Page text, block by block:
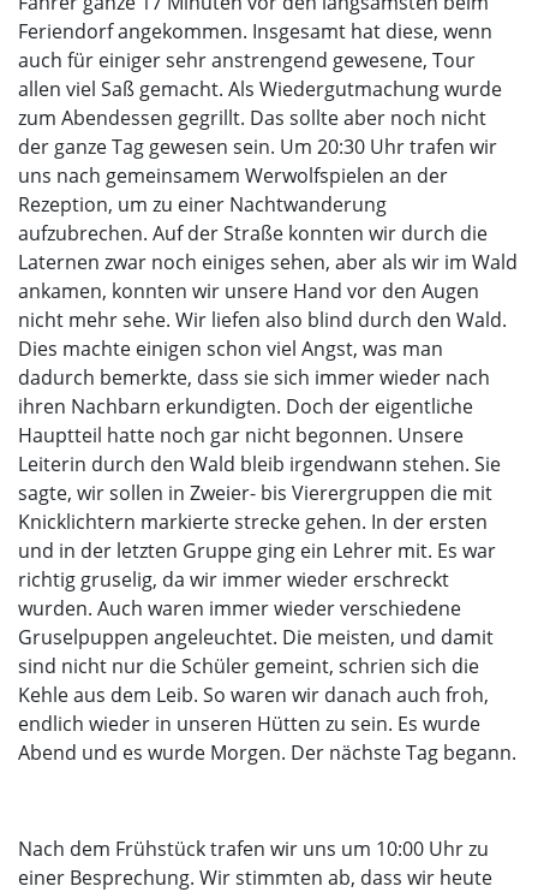
Feriendorf angekommen. Insgesamt hat diese, wenn
auch für einiger sehr anstrengend gewesene, Tour
allen viel Saß gemacht. Als Wiedergutmachung wurde
zum Abendessen gegrillt. Das sollte aber noch nicht
der ganze Tag gewesen sein. Um 20:30 Uhr trafen wir
uns nach gemeinsamem Werwolfspielen an der
Rezeption, um zu einer Nachtwanderung
aufzubrechen. Auf der Straße konnten wir durch die
Laternen zwar noch einiges sehen, aber als wir im Wald
ankamen, konnten wir unsere Hand vor den Augen
nicht mehr sehe. Wir liefen also blind durch den Wald.
Dies machte einigen schon viel Angst, was man
dadurch bemerkte, dass sie sich immer wieder nach
ihren Nachbarn erkundigten. Doch der eigentliche
Hauptteil hatte noch gar nicht begonnen. Unsere
Leiterin durch den Wald bleib irgendwann stehen. Sie
sagte, wir sollen in Zweier- bis Vierergruppen die mit
Knicklichtern markierte strecke gehen. In der ersten
und in der letzten Gruppe ging ein Lehrer mit. Es war
richtig gruselig, da wir immer wieder erschreckt
wurden. Auch waren immer wieder verschiedene
Gruselpuppen angeleuchtet. Die meisten, und damit
sind nicht nur die Schüler gemeint, schrien sich die
Kehle aus dem Leib. So waren wir danach auch froh,
endlich wieder in unseren Hütten zu sein. Es wurde
Abend und es wurde Morgen. Der nächste Tag begann.
Nach dem Frühstück trafen wir uns um 10:00 Uhr zu
einer Besprechung. Wir stimmten ab, dass wir heute